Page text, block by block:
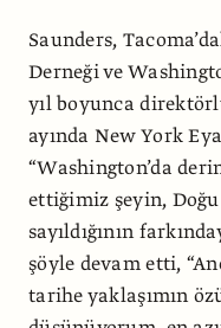
Saunders,
Derneği ve
yıl boyunca
ayında New York
“Washington’da
ettiğimiz şeyin, Doğu
sayıldığının
şöyle devam etti,
tarihe yaklaşımın